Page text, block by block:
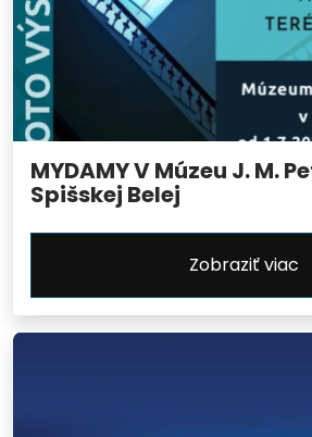
MYDAMY V Múzeu J. M.
Spišskej Belej
Zobraziť viac